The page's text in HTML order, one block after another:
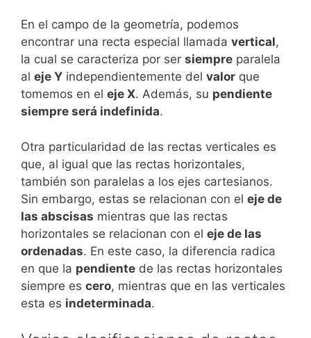
En el campo de la geometría, podemos
encontrar una recta especial llamada vertical,
la cual se caracteriza por ser siempre paralela
al eje Y independientemente del valor que
tomemos en el eje X. Además, su pendiente
siempre será indefinida.
Otra particularidad de las rectas verticales es
que, al igual que las rectas horizontales,
también son paralelas a los ejes cartesianos.
Sin embargo, estas se relacionan con el eje de
las abscisas mientras que las rectas
horizontales se relacionan con el eje de las
ordenadas. En este caso, la diferencia radica
en que la pendiente de las rectas horizontales
siempre es cero, mientras que en las verticales
esta es indeterminada.